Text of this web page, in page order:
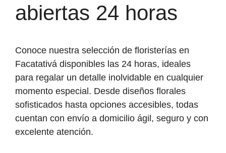
abiertas 24 horas
Conoce nuestra selección de floristerías en
Facatativá disponibles las 24 horas, ideales
para regalar un detalle inolvidable en cualquier
momento especial. Desde diseños florales
sofisticados hasta opciones accesibles, todas
cuentan con envío a domicilio ágil, seguro y con
excelente atención.